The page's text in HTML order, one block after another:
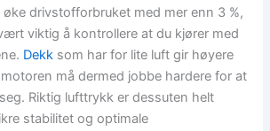
drivstofforbruket med mer enn 3 %,
viktig å kontrollere at du kjører med
Dekk som har for lite luft gir høyere
må dermed jobbe hardere for at
Riktig lufttrykk er dessuten helt
stabilitet og optimale